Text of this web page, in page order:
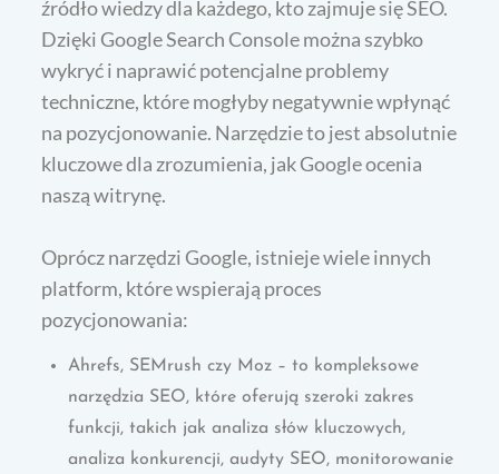
źródło wiedzy dla każdego, kto zajmuje się SEO.
Dzięki Google Search Console można szybko
wykryć i naprawić potencjalne problemy
techniczne, które mogłyby negatywnie wpłynąć
na pozycjonowanie. Narzędzie to jest absolutnie
kluczowe dla zrozumienia, jak Google ocenia
naszą witrynę.
Oprócz narzędzi Google, istnieje wiele innych
platform, które wspierają proces
pozycjonowania:
Ahrefs, SEMrush czy Moz – to kompleksowe
narzędzia SEO, które oferują szeroki zakres
funkcji, takich jak analiza słów kluczowych,
analiza konkurencji, audyty SEO, monitorowanie